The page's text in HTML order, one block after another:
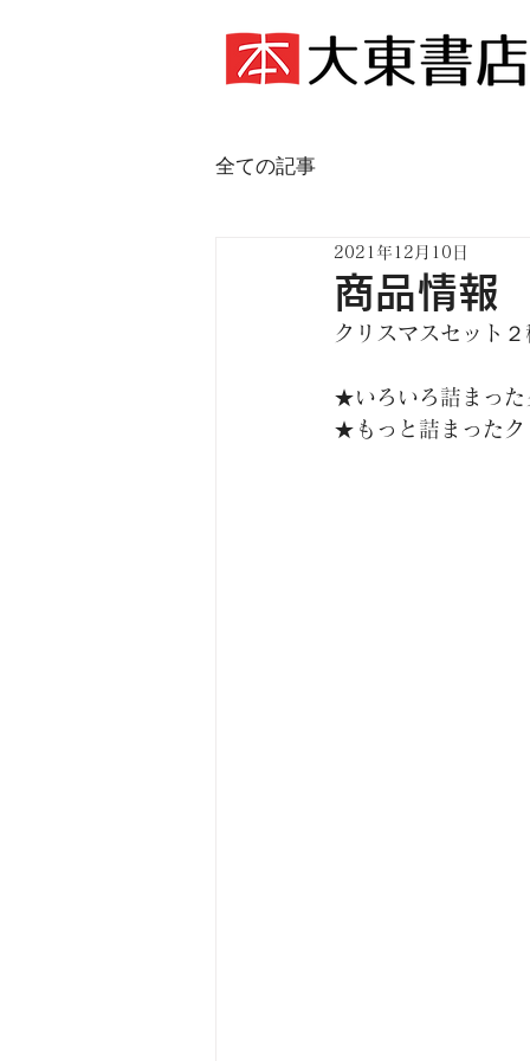
全ての記事
商品情報
2021年12月10日
クリスマスセット
★いろいろ詰まった
★もっと詰まったク